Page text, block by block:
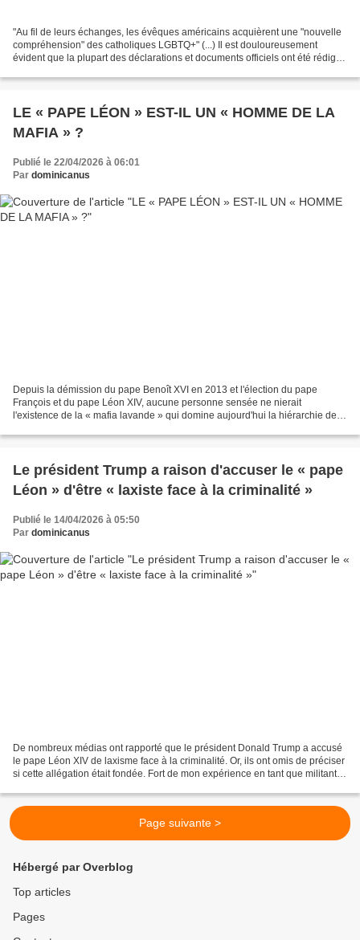
"Au fil de leurs échanges, les évêques américains acquièrent une "nouvelle
compréhension" des catholiques LGBTQ+" (...) Il est douloureusement
évident que la plupart des déclarations et documents officiels ont été rédigés
LE « PAPE LÉON » EST-IL UN « HOMME DE LA
MAFIA » ?
Publié le 22/04/2026 à 06:01
Par dominicanus
Depuis la démission du pape Benoît XVI en 2013 et l'élection du pape
François et du pape Léon XIV, aucune personne sensée ne nierait
l'existence de la « mafia lavande » qui domine aujourd'hui la hiérarchie de
Le président Trump a raison d'accuser le « pape
Léon » d'être « laxiste face à la criminalité »
Publié le 14/04/2026 à 05:50
Par dominicanus
De nombreux médias ont rapporté que le président Donald Trump a accusé
le pape Léon XIV de laxisme face à la criminalité. Or, ils ont omis de préciser
si cette allégation était fondée. Fort de mon expérience en tant que militant
Page suivante >
Hébergé par Overblog
Top articles
Pages